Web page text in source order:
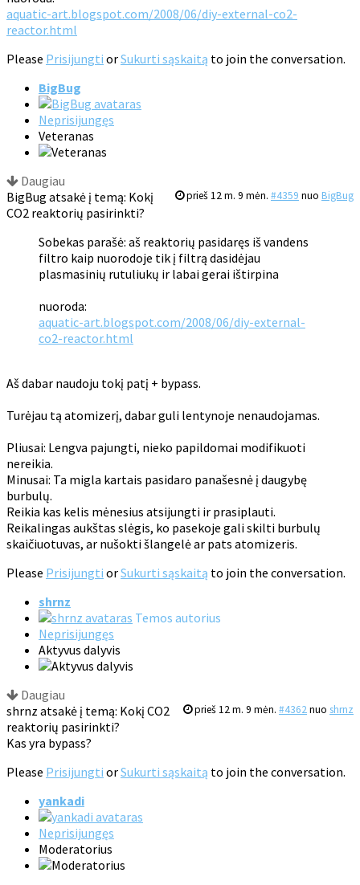
aquatic-art.blogspot.com/2008/06/diy-external-co2-
reactor.html
Please Prisijungti orSukurti sąskaitą to join the conversation.
BigBug
Neprisijungęs
Veteranas
Daugiau
prieš 12 m. 9 mėn. #4359 nuo BigBug
BigBug atsakė į temą: Kokį
CO2 reaktorių pasirinkti?
Sobekas parašė: aš reaktorių pasidaręs iš vandens
filtro kaip nuorodoje tik į filtrą dasidėjau
plasmasinių rutuliukų ir labai gerai ištirpina
nuoroda:
aquatic-art.blogspot.com/2008/06/diy-external-
co2-reactor.html
Aš dabar naudoju tokį patį + bypass.
Turėjau tą atomizerį, dabar guli lentynoje nenaudojamas.
Pliusai: Lengva pajungti, nieko papildomai modifikuoti
nereikia.
Minusai: Ta migla kartais pasidaro panašesnė į daugybę
burbulų.
Reikia kas kelis mėnesius atsijungti ir prasiplauti.
Reikalingas aukštas slėgis, ko pasekoje gali skilti burbulų
skaičiuotuvas, ar nušokti šlangelė ar pats atomizeris.
Please Prisijungti orSukurti sąskaitą to join the conversation.
shrnz
Temos autorius
Neprisijungęs
Aktyvus dalyvis
Daugiau
prieš 12 m. 9 mėn. #4362nuo shrnz
shrnz atsakė į temą: Kokį CO2
reaktorių pasirinkti?
Kas yra bypass?
Please Prisijungti orSukurti sąskaitą to join the conversation.
yankadi
Neprisijungęs
Moderatorius